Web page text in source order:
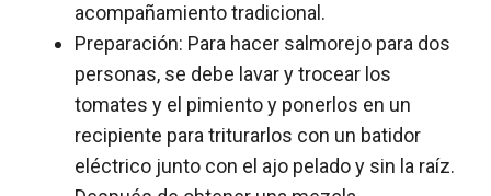
acompañamiento tradicional.
Preparación: Para hacer salmorejo para dos
personas, se debe lavar y trocear los
tomates y el pimiento y ponerlos en un
recipiente para triturarlos con un batidor
eléctrico junto con el ajo pelado y sin la raíz.